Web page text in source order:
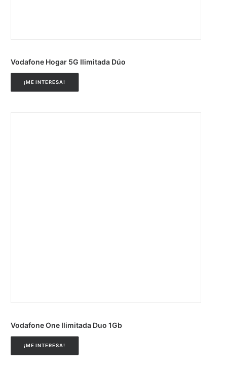
Vodafone Hogar 5G Ilimitada Dúo
¡ME INTERESA!
Vodafone One Ilimitada Duo 1Gb
¡ME INTERESA!